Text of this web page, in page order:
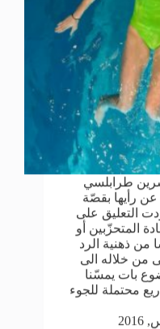
طرابلسي
رأيها بقصّة
التعليق على
المتحزّبين أو
ذهنية الرد
من خلاله الى
بات يمسّنا
محتملة للجوء